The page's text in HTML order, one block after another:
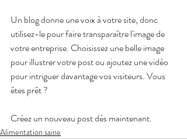
Un blog donne une voix à votre site, donc
utilisez-le pour faire transparaître l'image de
votre entreprise. Choisissez une belle image
pour illustrer votre post ou ajoutez une vidéo
pour intriguer davantage vos visiteurs. Vous
êtes prêt ?
Créez un nouveau post dès maintenant.
Alimentation saine